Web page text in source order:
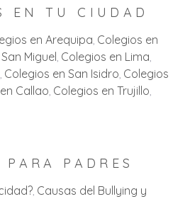
EN TU CIUDAD
en Arequipa Colegios en
Miguel Colegios en Lima
Colegios en San Isidro Colegios
Callao Colegios en Trujillo
PARA PADRES
Causas del Bullying y